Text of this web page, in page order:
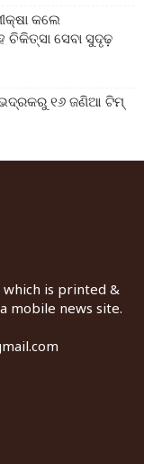
କଲେ
ଚିକିତ୍ସା ସେବା ସୁଦୃଢ଼
୧୬ ଜଣିଆ ଟିମ୍
which is printed &
mobile news site.